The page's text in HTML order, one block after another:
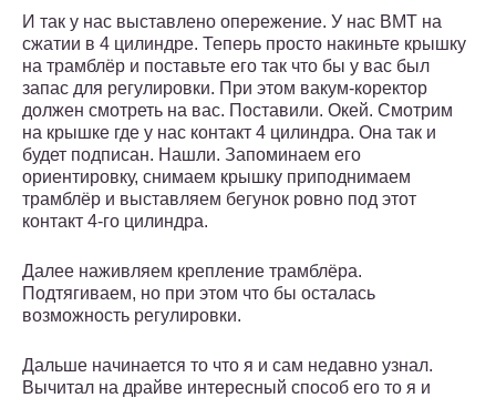
И так у нас выставлено опережение. У нас ВМТ на
сжатии в 4 цилиндре. Теперь просто накиньте крышку
на трамблёр и поставьте его так что бы у вас был
запас для регулировки. При этом вакум-коректор
должен смотреть на вас. Поставили. Окей. Смотрим
на крышке где у нас контакт 4 цилиндра. Она так и
будет подписан. Нашли. Запоминаем его
ориентировку, снимаем крышку приподнимаем
трамблёр и выставляем бегунок ровно под этот
контакт 4-го цилиндра.
Далее наживляем крепление трамблёра.
Подтягиваем, но при этом что бы осталась
возможность регулировки.
Дальше начинается то что я и сам недавно узнал.
Вычитал на драйве интересный способ его то я и